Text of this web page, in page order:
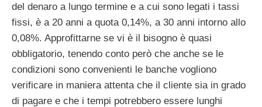
del denaro a lungo termine e a cui sono legati i tassi
fissi, è a 20 anni a quota 0,14%, a 30 anni intorno allo
0,08%. Approfittarne se vi è il bisogno è quasi
obbligatorio, tenendo conto però che anche se le
condizioni sono convenienti le banche vogliono
verificare in maniera attenta che il cliente sia in grado
di pagare e che i tempi potrebbero essere lunghi